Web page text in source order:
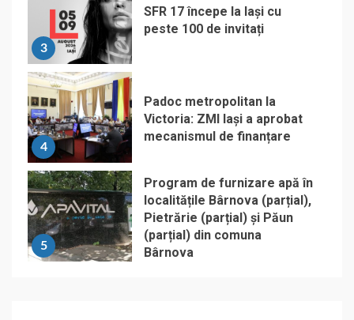
3
SFR 17 începe la Iași cu
peste 100 de invitați
4
Padoc metropolitan la
Victoria: ZMI Iași a aprobat
mecanismul de finanțare
5
Program de furnizare apă în
localitățile Bârnova (parțial),
Pietrărie (parțial) și Păun
(parțial) din comuna
Bârnova